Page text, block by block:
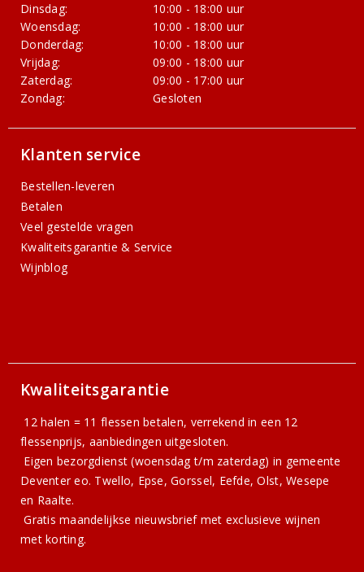
Dinsdag:
10:00 - 18:00 uur
Woensdag:
10:00 - 18:00 uur
Donderdag:
10:00 - 18:00 uur
Vrijdag:
09:00 - 18:00 uur
Zaterdag:
09:00 - 17:00 uur
Zondag:
Gesloten
Klanten service
Bestellen-leveren
Betalen
Veel gestelde vragen
Kwaliteitsgarantie & Service
Wijnblog
Kwaliteitsgarantie
12 halen = 11 flessen betalen, verrekend in een 12
flessenprijs, aanbiedingen uitgesloten.
Eigen bezorgdienst (woensdag t/m zaterdag) in gemeente
Deventer eo. Twello, Epse, Gorssel, Eefde, Olst, Wesepe
en Raalte.
Gratismaandelijkse nieuwsbriefmet exclusieve wijnen
met korting.